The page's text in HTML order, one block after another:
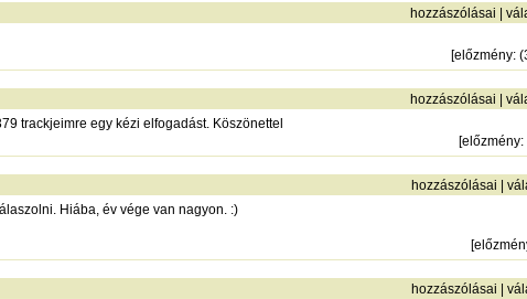
hozzászólásai
[előzmény:
hozzászólásai
trackjeimre egy kézi elfogadást. Köszönettel
[előzmény
hozzászólásai
Hiába, év vége van nagyon. :)
[
hozzászólásai